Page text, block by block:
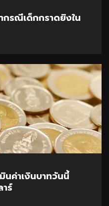
รณีเด็กกราดยิงใน
นค่าเงินบาทวันนี้
ร์